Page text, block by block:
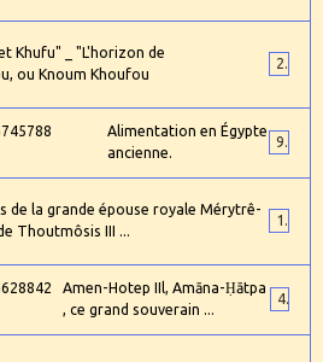
Khufu" _ "L'horizon de
ou Knoum Khoufou
2
Alimentation en Égypte
ancienne.
9
de la grande épouse royale Mérytrê-
Thoutmôsis III ...
1
Amen-Hotep IIl, Amāna-Ḥātpa
, ce grand souverain ...
4